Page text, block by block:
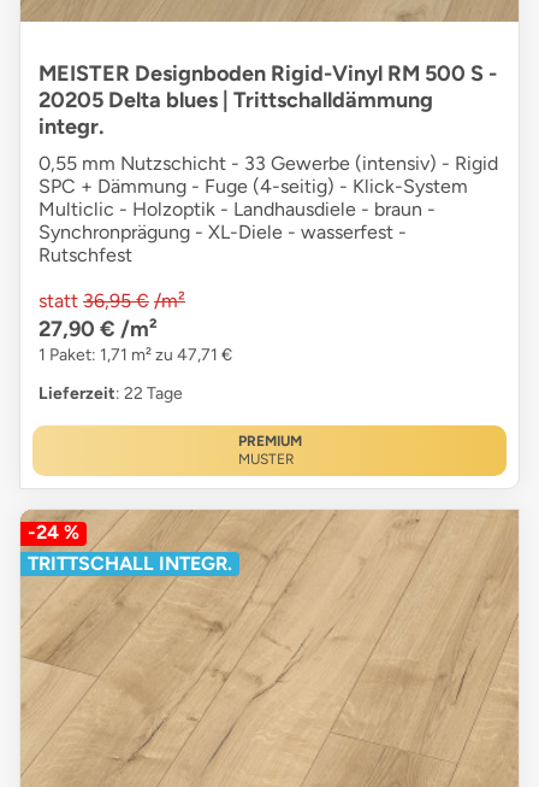
MEISTER Designboden Rigid-Vinyl RM 500 S -
20205 Delta blues | Trittschalldämmung
integr.
0,55 mm Nutzschicht - 33 Gewerbe (intensiv) - Rigid
SPC + Dämmung - Fuge (4-seitig) - Klick-System
Multiclic - Holzoptik - Landhausdiele - braun -
Synchronprägung - XL-Diele - wasserfest -
Rutschfest
statt 36,95 € /m²
27,90 € /m²
1 Paket: 1,71 m² zu 47,71 €
Lieferzeit: 22 Tage
PREMIUM
MUSTER
-24 %
TRITTSCHALL INTEGR.